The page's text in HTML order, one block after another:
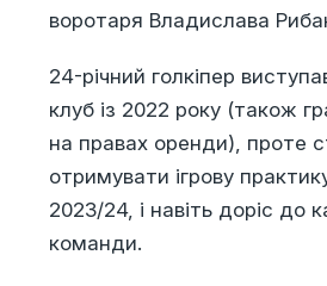
воротаря Владислава
24-річний голкіпер
клуб із 2022 року (також
на правах оренди), проте
отримувати ігрову
2023/24, і навіть доріс до
команди.